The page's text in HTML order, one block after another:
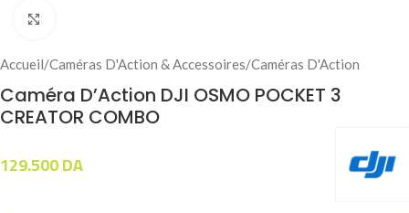
Accueil/Caméras D'Action & Accessoires/Caméras D'Action
Caméra D’Action DJI OSMO POCKET 3
CREATOR COMBO
129.500DA